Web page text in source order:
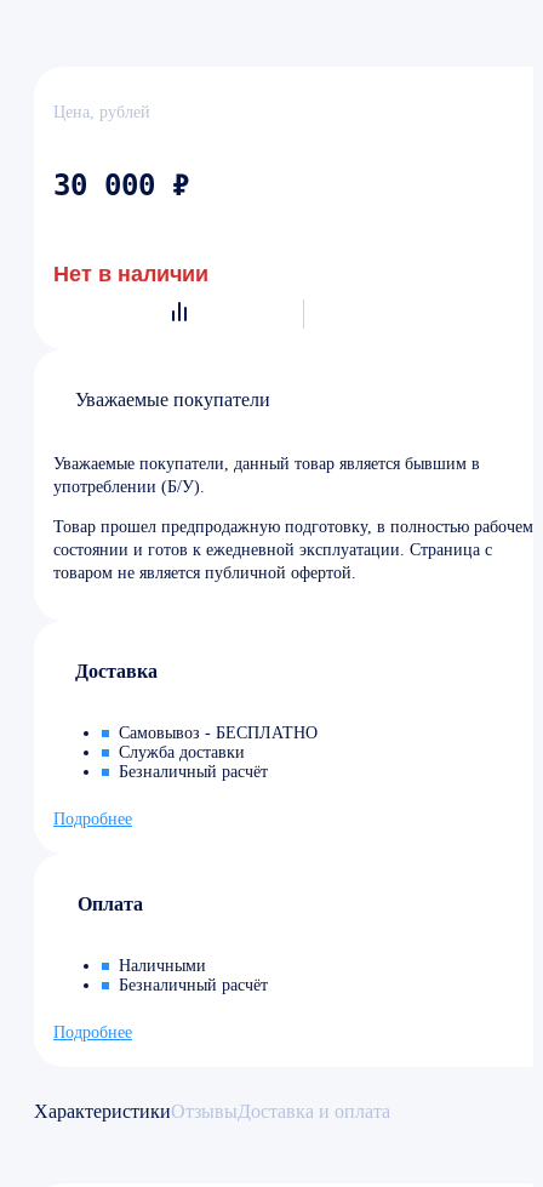
Цена, рублей
30 000 ₽
Нет в наличии
Уважаемые покупатели
Уважаемые покупатели, данный товар является бывшим в
употреблении (Б/У).
Товар прошел предпродажную подготовку, в полностью рабочем
состоянии и готов к ежедневной эксплуатации. Страница с
товаром не является публичной офертой.
Доставка
Самовывоз - БЕСПЛАТНО
Служба доставки
Безналичный расчёт
Подробнее
Оплата
Наличными
Безналичный расчёт
Подробнее
ХарактеристикиОтзывыДоставка и оплата